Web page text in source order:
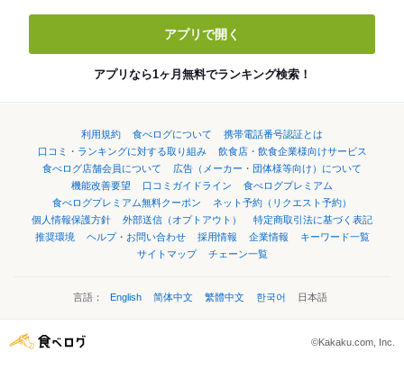
アプリで開く
アプリなら1ヶ月無料でランキング検索！
利用規約 食べログについて
携帯電話番号認証とは
口コミ・ランキングに対する取り組み
飲食店・飲食企業様向けサービス
食べログ店舗会員について
広告（メーカー・団体様等向け）について
機能改善要望
口コミガイドライン
食べログプレミアム
食べログプレミアム無料クーポン
ネット予約（リクエスト予約）
個人情報保護方針
外部送信（オプトアウト）
特定商取引法に基づく表記
推奨環境
ヘルプ・お問い合わせ 採用情報 企業情報
キーワード一覧
サイトマップ
チェーン一覧
言語： English 简体中文 繁體中文 한국어 日本語
©Kakaku.com, Inc.